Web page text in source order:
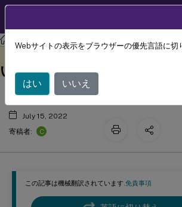
Session Recording Session Recording
この記事は機械翻訳されています.免責事項
サーバーがデータベース
い
July 15, 2022
寄稿者:
C
Webサイトの表示をブラウザーの優先言語に切
はい いいえ